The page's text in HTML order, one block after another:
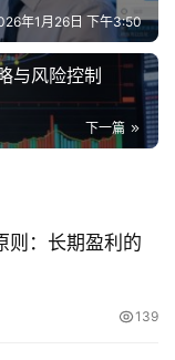
年1月26日 下午3:50
与风险控制
下一篇
则：长期盈利的
139